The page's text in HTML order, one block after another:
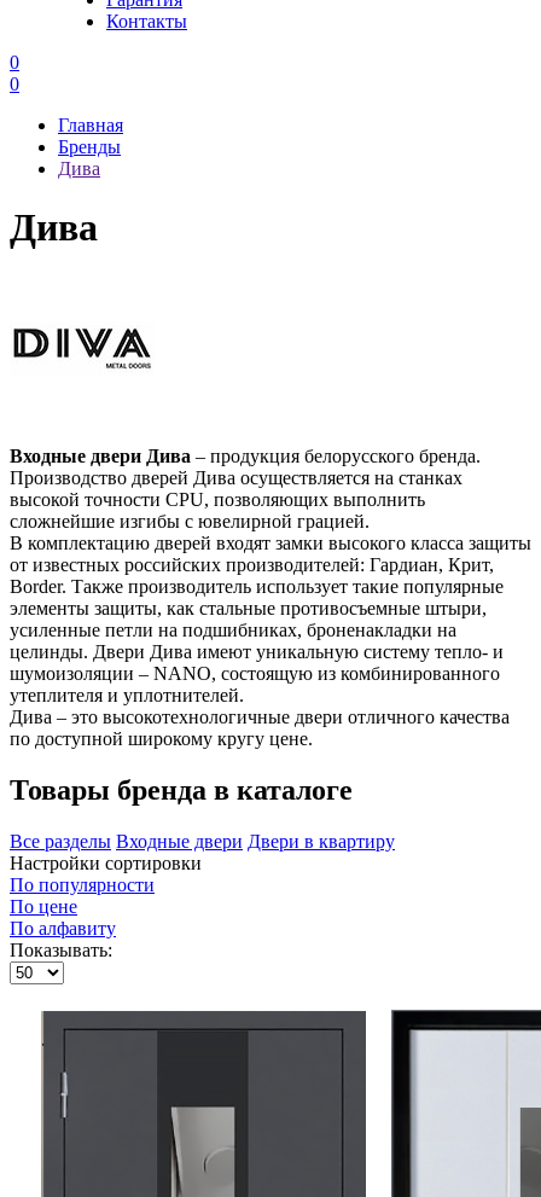
Контакты
0
0
Главная
Бренды
Дива
Дива
Входные двери Дива – продукция белорусского бренда.
Производство дверей Дива осуществляется на станках
высокой точности CPU, позволяющих выполнить
сложнейшие изгибы с ювелирной грацией.
В комплектацию дверей входят замки высокого класса защиты
от известных российских производителей: Гардиан, Крит,
Border. Также производитель использует такие популярные
элементы защиты, как стальные противосъемные штыри,
усиленные петли на подшибниках, броненакладки на
целинды. Двери Дива имеют уникальную систему тепло- и
шумоизоляции – NANO, состоящую из комбинированного
утеплителя и уплотнителей.
Дива – это высокотехнологичные двери отличного качества
по доступной широкому кругу цене.
Товары бренда в каталоге
Все разделы Входные двери Двери в квартиру
Настройки сортировки
По популярности
По цене
По алфавиту
Показывать: